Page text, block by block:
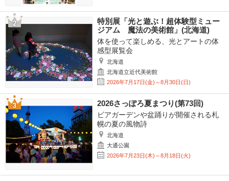
特別展「光と遊ぶ！超体験型ミュー
ジアム 魔法の美術館」(北海道)
体を使って楽しめる、光とアートの体
感型展覧会
北海道
北海道立近代美術館
2026年7月17日(金)～8月30日(日)
2026さっぽろ夏まつり(第73回)
ビアガーデンや盆踊りが開催される札
幌の夏の風物詩
北海道
大通公園
2026年7月23日(木)～8月18日(火)